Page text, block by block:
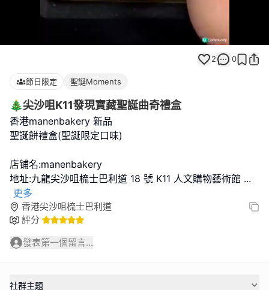
100.00%
2 0
節日限定 聖誕Moments
🎄尖沙咀K11發現寶藏聖誕曲奇禮盒
香港manenbakery 新品
聖誕餅禮盒(聖誕限定口味)
店铺名:manenbakery
地址:九龍尖沙咀梳士巴利道 18 號 K11 人文購物藝術館 ...
更多
香港尖沙咀梳士巴利道
評分
發表第一個留言...
社群主題